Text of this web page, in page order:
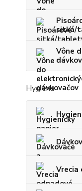
sitká/
Vône
Hygiena
Vrecia